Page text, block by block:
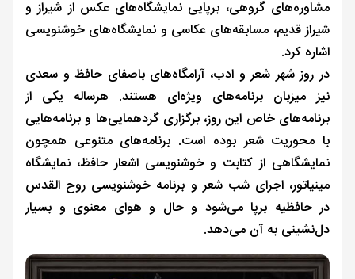
مشاوره‌های گروهی، برپایی نمایشگاه‌های عکس از شیراز و
شیراز قدیم، مسابقه‌های عکاسی و نمایشگاه‌های خوشنویسی
اشاره کرد.
در روز شهر شعر و ادب، آرامگاه‌های باصفای حافظ و سعدی
نیز میزبان برنامه‌های ویژه‌ای هستند. هرساله یکی از
برنامه‌های خاص این روز، برگزاری گردهمایی‌ها و برنامه‌هایی
با محوریت شعر بوده است. برنامه‌های متنوعی همچون
نمایشگاهی از کتابت و خوشنویسی اشعار حافظ، نمایشگاه
مینیاتور، اجرای شب شعر و برنامه خوشنویسی روح القدس
در حافظیه برپا می‌شود و حال و هوای معنوی و بسیار
دل‌نشینی به آن می‌دهد.